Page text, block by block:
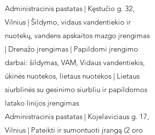
Administracinis pastatas | Kęstučio g. 32,
Vilnius | Šildymo, vidaus vandentiekio ir
nuotekų, vandens apskaitos mazgo įrengimas
| Drenažo įrengimas | Papildomi įrengimo
darbai: šildymas, VAM, Vidaus vandentiekis,
ūkinės nuotekos, lietaus nuotekos | Lietaus
siurblinės su gesinimo siurbliu ir papildomos
latako linijos įrengimas
Administracinis pastatas | Kojelaviciaus g. 17,
Vilnius | Pateikti ir sumontuoti įrangą (2 oro